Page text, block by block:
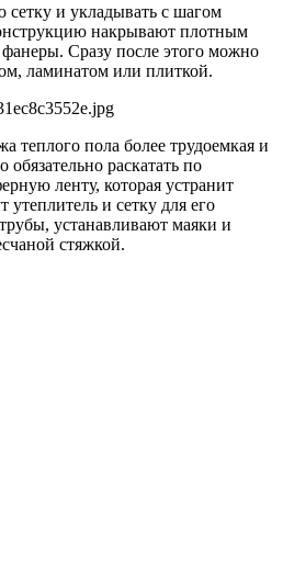
и укладывать с шагом
накрывают плотным
Сразу после этого можно
ламинатом или плиткой.
теплого пола более трудоемкая и
раскатать по
ленту, которая устранит
и сетку для его
устанавливают маяки и
стяжкой.